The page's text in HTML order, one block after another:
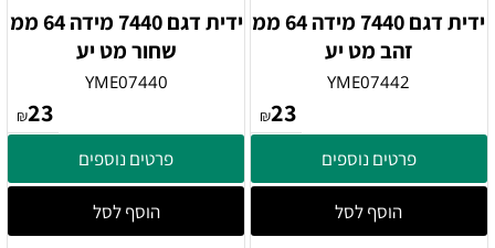
ידית דגם 7440 מידה 64 ממ
זהב מט יע
YME07442
₪23
פרטים נוספים
הוסף לסל
ידית דגם 7440 מידה 64 ממ
שחור מט יע
YME07440
₪23
פרטים נוספים
הוסף לסל